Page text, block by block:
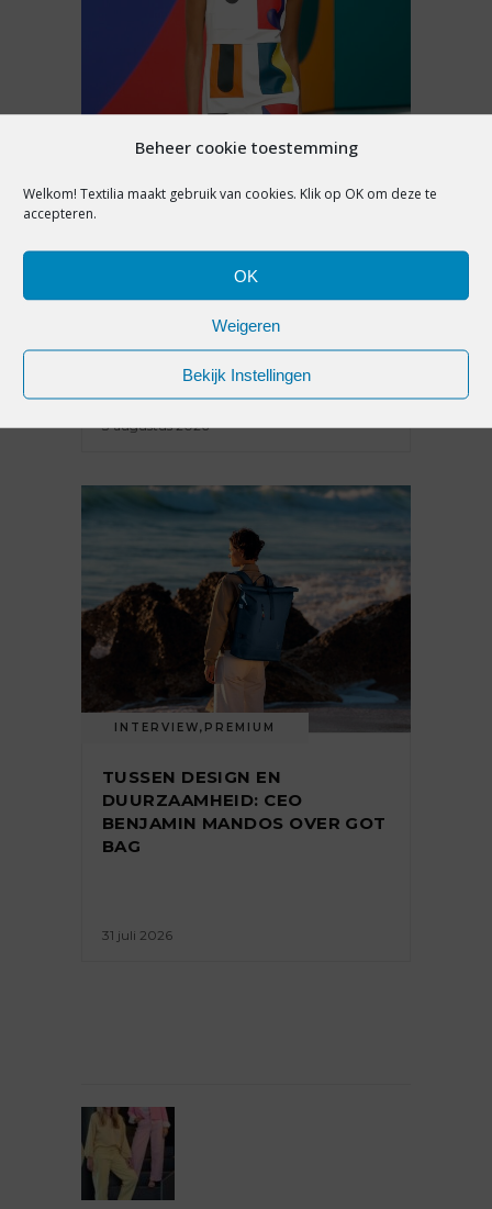
Beheer cookie toestemming
Welkom! Textilia maakt gebruik van cookies. Klik op OK om deze te
accepteren.
OK
Weigeren
Bekijk Instellingen
VROUWENMODE TRENDS
VOOR SPRING/SUMMER 2027
3 augustus 2026
INTERVIEW, PREMIUM
TUSSEN DESIGN EN
DUURZAAMHEID: CEO
BENJAMIN MANDOS OVER GOT
BAG
31 juli 2026